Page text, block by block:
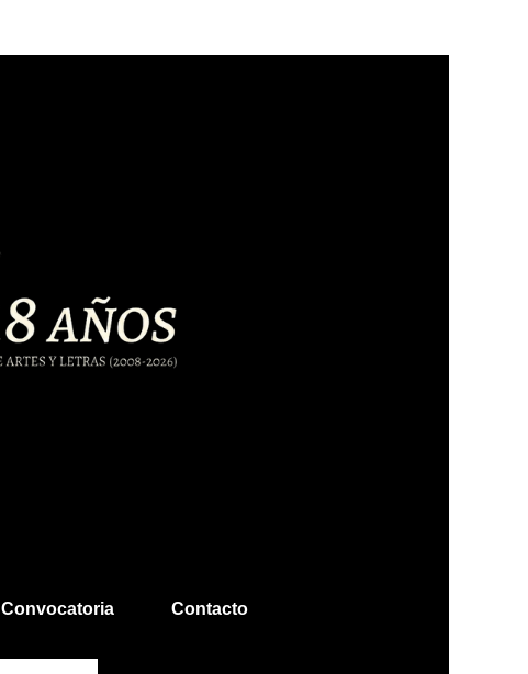
Convocatoria Contacto